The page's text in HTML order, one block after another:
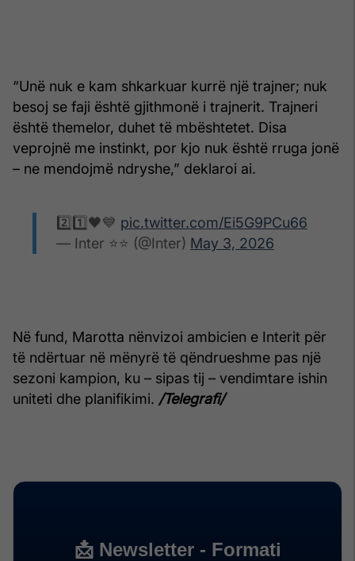
“Unë nuk e kam shkarkuar kurrë një trajner; nuk
besoj se faji është gjithmonë i trajnerit. Trajneri
është themelor, duhet të mbështetet. Disa
veprojnë me instinkt, por kjo nuk është rruga jonë
– ne mendojmë ndryshe,” deklaroi ai.
2️⃣1️⃣🖤💙 pic.twitter.com/Ei5G9PCu66
— Inter ⭐⭐ (@Inter) May 3, 2026
Në fund, Marotta nënvizoi ambicien e Interit për
të ndërtuar në mënyrë të qëndrueshme pas një
sezoni kampion, ku – sipas tij – vendimtare ishin
uniteti dhe planifikimi. /Telegrafi/